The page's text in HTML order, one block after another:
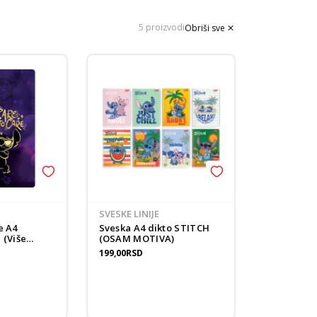
5 proizvodiObriši sve
A4
(Više
SVESKE LINIJE
Sveska A4 dikto STITCH
(OSAM MOTIVA)
199,00RSD